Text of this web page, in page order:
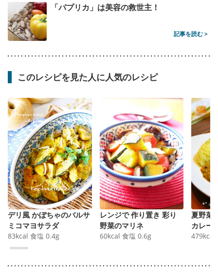
「パプリカ」は美容の救世主！
記事を読む >
このレシピを見た人に人気のレシピ
デリ風 かぼちゃのバルサ
ミコマヨサラダ
83kcal 食塩 0.4g
レンジで 作り置き 彩り
野菜のマリネ
60kcal 食塩 0.6g
夏野菜
カレー
479kcal